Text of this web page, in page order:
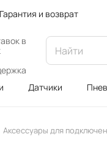
Гарантия и возврат
в
Датчики
Аксессуары для